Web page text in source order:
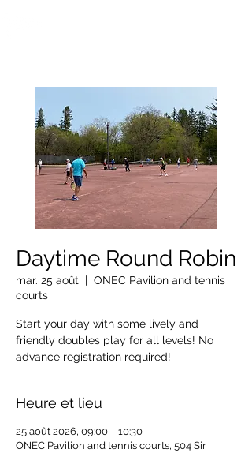
Daytime Round Robin
mar. 25 août
  |
ONEC Pavilion and tennis
courts
Start your day with some lively and
friendly doubles play for all levels! No
advance registration required!
Heure et lieu
25 août 2026, 09:00 – 10:30
ONEC Pavilion and tennis courts, 504 Sir